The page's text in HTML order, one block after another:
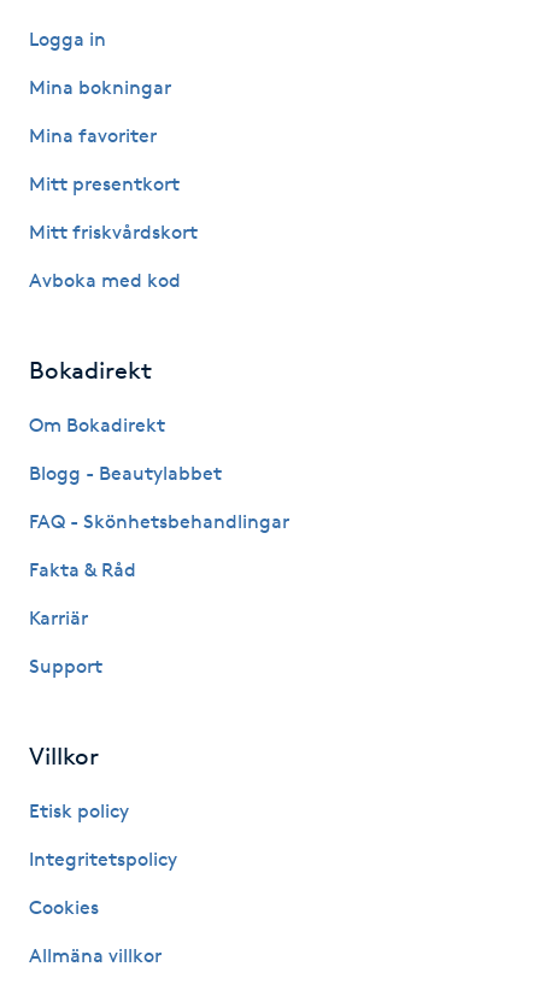
Gel naglar
Gelenaglar
Gellack med förstärkning
Gravidyoga
Gruppträning
Headspa
Herrklippning
HIFU
Logga in
Mina bokningar
Mina favoriter
Mitt presentkort
Mitt friskvårdskort
Avboka med kod
Bokadirekt
Om Bokadirekt
Blogg - Beautylabbet
FAQ - Skönhetsbehandlingar
Fakta & Råd
Karriär
Support
Villkor
Etisk policy
Integritetspolicy
Cookies
Allmäna villkor